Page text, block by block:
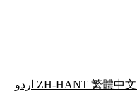
ZH-HANT 繁體中文 اردو